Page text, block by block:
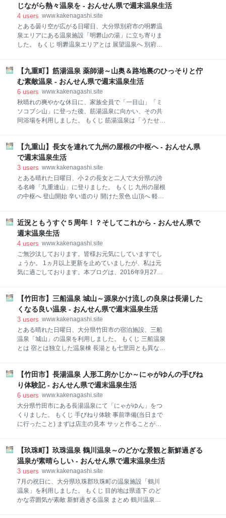
ら会話を行います。長女とまともに話すのは一週間ぶ
りです。どうやら遊びに連れて行って欲しいとのこ
と。 渋々承諾しましたが、お
お、1〜10の項目の最後に、浴槽の写真を載せていま
す。 さて、ついでに問題です！！ これらの施設は、ど
こでしょう！？ 最初は普通にお題を書いていたのです
が、せっかく10も項目があることを書きますので、温
泉クイズを追加してみました。皆様は何問わかります
じ 私が温泉にハマる10の理由 1 ひとつとして同じ温
泉はない奇跡 2 特殊な泉質はそれだけで面白い 3
健康が維持できる 4 温泉以外の施設に興味を持つ
じながら熱々温泉を - おんせん県で週末温泉生活
4 users www.kakenagashi.site
とある曇り空が広がる日曜日、大分県別府市の明礬温
泉エリアにある温泉施設「明礬山の湯」に立ち寄りま
した。 もくじ 明礬温泉エリアとは 展望温泉へ 別府ら
伽藍岳が近い影響もあり、別府八湯の中で最も酸性度
の高い温泉が湧いている地域として知られています。
その温泉は、硫黄泉・酸性泉が多く湧出しており、通
が喜ぶエリアです。 今回は明礬温泉にある立ち寄り湯
「明礬山の湯」を家族で利用しました。明礬温泉エリ
アで最も賑わいを見せている岡本屋売店の信号を山側
っています。 明礬山の湯の眼下には「明礬地獄」があ
り、硫黄泉の素晴しい香りがプンプン漂っています。
少し背伸びを行えば塀の中が少しだけ見えますが、や
はり中に入って
【九重町】筋湯温泉 薬師湯～山奥＆路地裏のひっそりと佇
む素敵温泉 - おんせん県で週末温泉生活
6 users www.kakenagashi.site
秋晴れの爽やかな休日に、家族全員で「一目山」「ミ
ソコブシ山」に登った後、筋湯温泉に向かい、その共
同浴場を利用しました。 もくじ 筋湯温泉は「うたせ
www.kakenagashi.site 筋湯温泉は「うたせ湯」だけで
はない 筋湯温泉で最も有名な共同浴場は「うたせ大浴
場(うたせ湯)」です。「筋湯温泉＝うたせ湯」と言わ
れる程、こちらの温泉地の代名詞的な施設と言えるで
しょう。 それは素晴らしいことだと思いますが、皆さ
んこちらに入浴する為、時間帯によっては利用客が多
衣スペースで動き回る子どもを着替えさせる必要があ
り、大変だった苦い思い出があります。まぁ本人は非
日常の雰囲気の温泉に大喜びでしたが、他
【九重山】長女を連れて九州の屋根の中枢へ - おんせん県
で週末温泉生活
3 users www.kakenagashi.site
とある晴れた日曜日、小２の長女と二人で大分県の誇
る名峰「九重連山」に登りました。 もくじ 九州の屋根
の中枢へ 登山開始 辛い道のり 開けた景色 山頂へ 軽や
「九重山」とも呼びますがが、狭い範囲に沢山の山頂
がある為、私は区別して「九重連山」と書いていま
す。北アルプスなどと比べると低いですが、標高
1,700ｍ越えの山頂が幾つもある山岳王国であり、九
州本土最高峰でもある中岳もあります。（ちなみに九
州最高峰は、鹿児島県屋久島の「宮之浦岳」です）
が背負って山遊びを行っていましたし、低山程度であ
れば自分の足で登頂し、下山することは難しくありま
せん。しかし今回は九州の屋根と呼ばれ
近況ともうすぐ５周年！？そしてこれから - おんせん県で
週末温泉生活
4 users www.kakenagashi.site
ご無沙汰しております。皆様お元気にしていますでし
ょうか。 1ヵ月以上更新を止めていましたが、私は元
気に過ごしております。本ブログは、2016年9月27日
ます。 近況１ 近況２ そしてこれから スポンサーリン
ク 近況１ さて近況ですが、冒頭でも記載しました通
り、私は元気です。しかし、更新が止まった8月中旬
以降、大分県の新型コロナ感染状況は、本当に酷かっ
たです。最近こそ落ち着いてきましたが、まだ少し油
断するとすぐに逆戻りしてしまう、大変危なっかしい
ちろん続けていましたよ、十分に配慮して。コロナは
別として、温泉は私にとって健康を維持する上で重要
なものですから、「利用しない」という選択肢はあり
ません。家族で行く
【竹田市】三船温泉 城山～源泉かけ流しの良泉は長湯した
くなる良い温泉 - おんせん県で週末温泉生活
3 users www.kakenagashi.site
とある晴れた日曜日、大分県竹田市の宿泊施設、三船
温泉「城山」の温泉を利用しました。 もくじ 三船温泉
とは 宿とは独立した温泉棟 長湯とも七里田とも異なる
泉の間にある温泉地です。温泉地と数えるには、その
温泉が最低1ヵ所は宿泊施設である必要があります。
つまり「三船温泉」という温泉は、一軒宿ですが温泉
地として数えることが可能です。 また上記お話しは、
三船温泉には温泉が1ヶ所しかない前提で書いていま
すが、例えば個人所有の温泉など私が知らないだけ
「城山」と温泉棟は、渡り廊下で繋がっている様です
が別棟となっており、温泉棟の正面まで自動車で向か
うことができます。宿の方が定期的に管理で訪れてい
ますが、基本
【竹田市】長湯温泉 人形工房かじか～にゃがゆんの手びね
り体験記 - おんせん県で週末温泉生活
6 users www.kakenagashi.site
大分県竹田市にある長湯温泉にて「にゃがゆん」をつ
くりました。 もくじ 手びねり体験 事前準備(当日まで
に行ったこと) まずは店主の見本 サッと作ることが大
本情報 スポンサーリンク にゃがゆん温泉を管理してい
る「人形工房かじか」では、可愛らしい猫の招き猫が
売られています。「手びねり体験」も行う事ができ、
前々から気になっていました。そこで「小学校の夏休
みの工作」も兼ねて、長女とその友人を誘い、3人で
長湯温泉まで向かいました。 （こう理由付けすれば、
【玖珠町】玖珠温泉 鶴川温泉～のどかな景観と新鮮過ぎる
温泉が素晴らしい - おんせん県で週末温泉生活
3 users www.kakenagashi.site
7月の祝日に、大分県玖珠郡玖珠町の温泉施設「鶴川
温泉」を利用しました。 もくじ 目的地は県道下 のど
かな雰囲気が素敵 新鮮過ぎる温泉 まとめ 鶴川温泉の